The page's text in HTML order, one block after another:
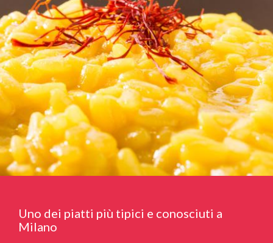
Uno dei piatti più tipici e conosciuti a
Milano